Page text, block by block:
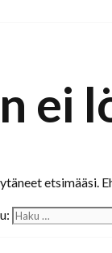
ei
etsimääsi.